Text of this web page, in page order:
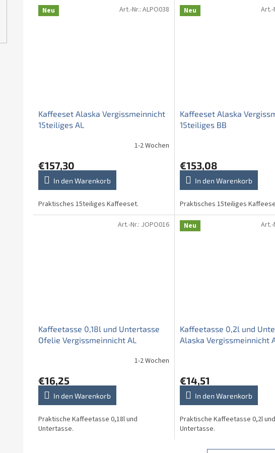
Neu
Kaffeeset Alaska Vergissmeinnicht
15teiliges AL
1-2 Wochen
€157,30
In den Warenkorb
Praktisches 15teiliges Kaffeeset.
Art.-Nr.: ALPO038 Neu
Kaffeeset Alaska
15teiliges BB
€153,08
In den Warenkorb
Praktisches 15teiliges
Art.-
Kaffeetasse 0,18l und Untertasse
Ofelie Vergissmeinnicht AL
1-2 Wochen
€16,25
In den Warenkorb
Praktische Kaffeetasse 0,18l und
Untertasse.
Art.-Nr.: JOPO016 Neu
Kaffeetasse 0,2l und
Alaska Vergissmeinnicht
€14,51
In den Warenkorb
Praktische Kaffeetasse 0,2l und
Untertasse.
Art.-